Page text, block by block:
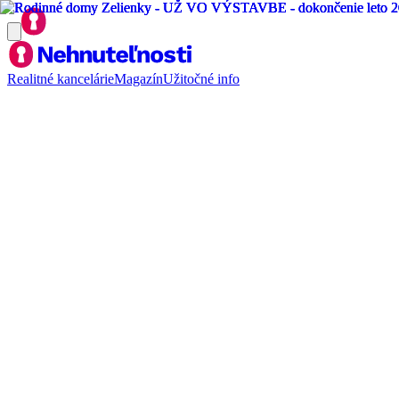
Realitné kancelárieMagazínUžitočné info